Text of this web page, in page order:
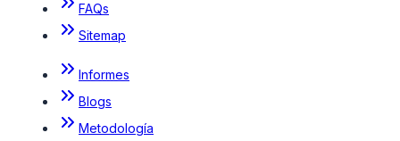
FAQs
Sitemap
Informes
Blogs
Metodología